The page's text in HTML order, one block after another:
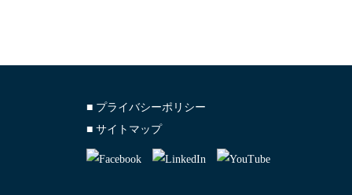
■ プライバシーポリシー
■ サイトマップ